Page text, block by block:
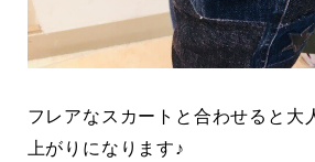
フレアなスカートと合わせると大
上がりになります♪